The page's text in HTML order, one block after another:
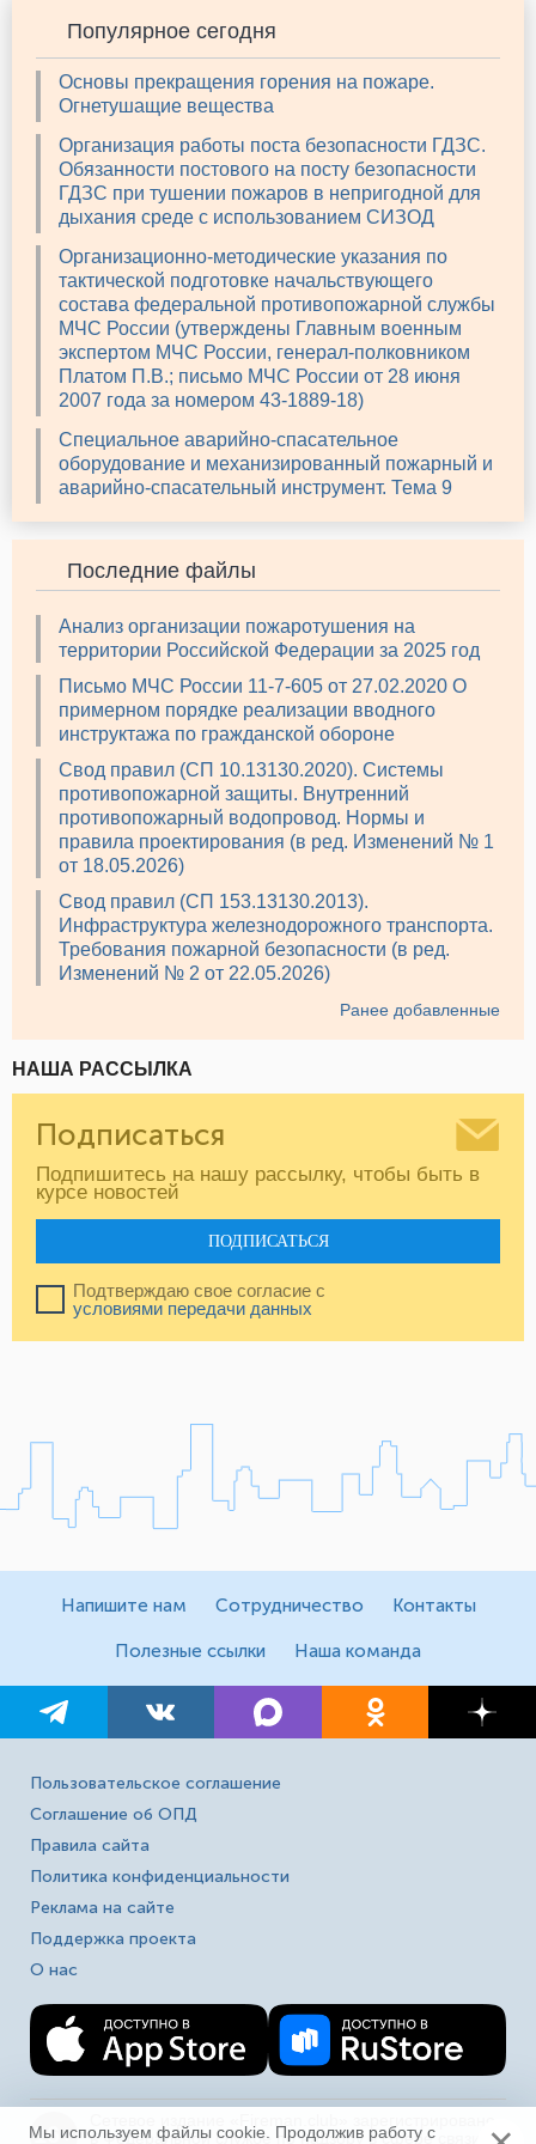
Популярное сегодня
Основы прекращения горения на пожаре.
Огнетушащие вещества
Организация работы поста безопасности ГДЗС.
Обязанности постового на посту безопасности
ГДЗС при тушении пожаров в непригодной для
дыхания среде с использованием СИЗОД
Организационно-методические указания по
тактической подготовке начальствующего
состава федеральной противопожарной службы
МЧС России (утверждены Главным военным
экспертом МЧС России, генерал-полковником
Платом П.В.; письмо МЧС России от 28 июня
2007 года за номером 43-1889-18)
Специальное аварийно-спасательное
оборудование и механизированный пожарный и
аварийно-спасательный инструмент. Тема 9
Последние файлы
Анализ организации пожаротушения на
территории Российской Федерации за 2025 год
Письмо МЧС России 11-7-605 от 27.02.2020 О
примерном порядке реализации вводного
инструктажа по гражданской обороне
Свод правил (СП 10.13130.2020). Системы
противопожарной защиты. Внутренний
противопожарный водопровод. Нормы и
правила проектирования (в ред. Изменений № 1
от 18.05.2026)
Свод правил (СП 153.13130.2013).
Инфраструктура железнодорожного транспорта.
Требования пожарной безопасности (в ред.
Изменений № 2 от 22.05.2026)
Ранее добавленные
НАША РАССЫЛКА
Подписаться
Подпишитесь на нашу рассылку, чтобы быть в
курсе новостей
ПОДПИСАТЬСЯ
Подтверждаю свое согласие с
условиями передачи данных
Напишите нам Сотрудничество Контакты
Полезные ссылки Наша команда
Пользовательское соглашение
Соглашение об ОПД
Правила сайта
Политика конфиденциальности
Реклама на сайте
Поддержка проекта
О нас
16+
в Федеральной службе по надзору в сфере связи,
Мы используем файлы cookie. Продолжив работу с